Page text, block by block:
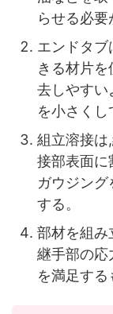
らせる必要
エンドタ
きる材片
去しやすい
を小さくし
組立溶接は
接部表面に
ガウジン
する。
部材を組み
継手部の応
を満足する